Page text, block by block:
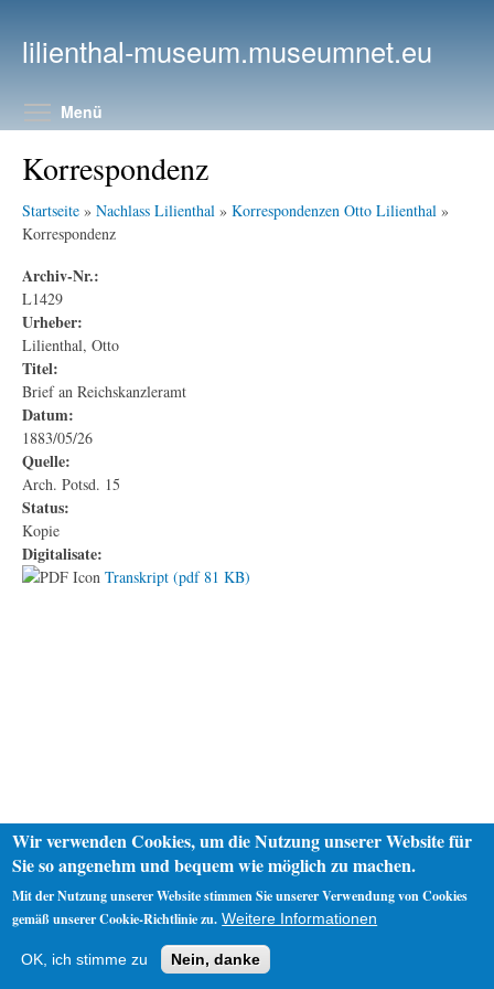
lilienthal-museum.museumnet.eu
Menü
Korrespondenz
Startseite » Nachlass Lilienthal » Korrespondenzen Otto Lilienthal »
Korrespondenz
Archiv-Nr.:
L1429
Urheber:
Lilienthal, Otto
Titel:
Brief an Reichskanzleramt
Datum:
1883/05/26
Quelle:
Arch. Potsd. 15
Status:
Kopie
Digitalisate:
Transkript (pdf 81 KB)
Impressum
Wir verwenden Cookies, um die Nutzung unserer Website für
Sie so angenehm und bequem wie möglich zu machen.
Mit der Nutzung unserer Website stimmen Sie unserer Verwendung von Cookies
gemäß unserer Cookie-Richtlinie zu. Weitere Informationen
OK, ich stimme zu Nein, danke